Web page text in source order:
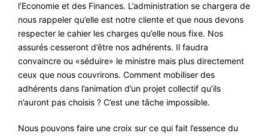
l’Economie et des Finances. L’administration se chargera de
nous rappeler qu’elle est notre cliente et que nous devons
respecter le cahier les charges qu’elle nous fixe. Nos
assurés cesseront d’être nos adhérents. Il faudra
convaincre ou «séduire» le ministre mais plus directement
ceux que nous couvrirons. Comment mobiliser des
adhérents dans l’animation d’un projet collectif qu’ils
n’auront pas choisis ? C’est une tâche impossible.
Nous pouvons faire une croix sur ce qui fait l’essence du